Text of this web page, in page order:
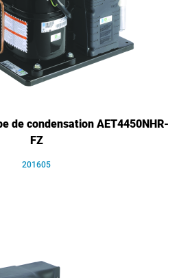
de condensation AET4450NHR-
FZ
201605